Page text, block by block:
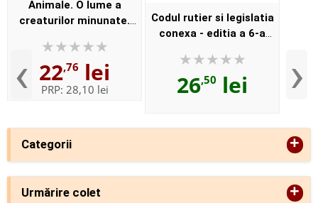
Categorii +
Urmărire colet +
‹
Animale. O lume a
creaturilor minunate.
puzzle, stikere si poster
22,76 lei
PRP: 28,10 lei
Codul rutier si legislatia
conexa - editia a 6-a
2016. Ghidul
contraventiilor rutiere
26,50 lei ›